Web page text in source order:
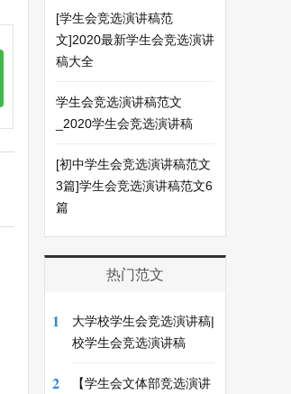
[学生会竞选演讲稿范
文]2020最新学生会竞选演讲
稿大全
学生会竞选演讲稿范文
_2020学生会竞选演讲稿
[初中学生会竞选演讲稿范文
3篇]学生会竞选演讲稿范文6
篇
热门范文
1
大学校学生会竞选演讲稿|
校学生会竞选演讲稿
2
【学生会文体部竞选演讲